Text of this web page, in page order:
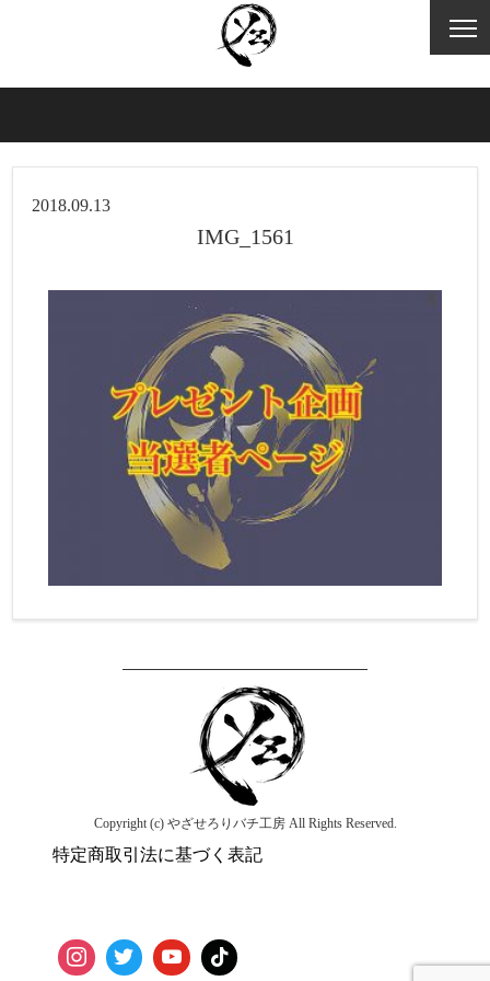
2018.09.13
IMG_1561
Copyright (c) やざせろりバチ工房 All Rights Reserved.
特定商取引法に基づく表記